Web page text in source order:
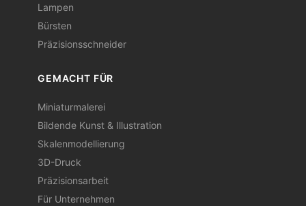
Lampen
Bürsten
Präzisionsschneider
GEMACHT FÜR
Miniaturmalerei
Bildende Kunst & Illustration
Skalenmodellierung
3D-Druck
Präzisionsarbeit
Für Unternehmen